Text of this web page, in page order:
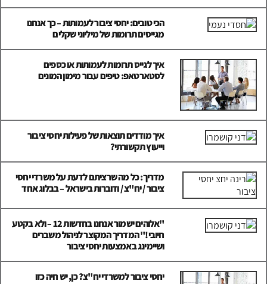
הכי טובים: יחסי ציבור לעמותות – כך אנחנו
מגייסים תרומות של מיליוני שקלים
איך לגייס תרומות לעמותות או כספים
לסטארטאפ: טיפים עבור מימון המונים
איך מודדים תוצאות של פעילות יחסי ציבור
וייעוץ תקשורתי?
מדריך: כל מה שרציתם לדעת על משרדי יחסי
ציבור / יח"צ / ודוברות בישראל – בבלוג אחד
"אלוהים ישמור אנחנו בחדשות 12 – ולא בקטע
חיובי!" המדריך המקוצר לניהול משברים
ושיימינג באמצעות יחסי ציבור
יחסי ציבור למשרדי יח"צ? כן, יש חיה כזו